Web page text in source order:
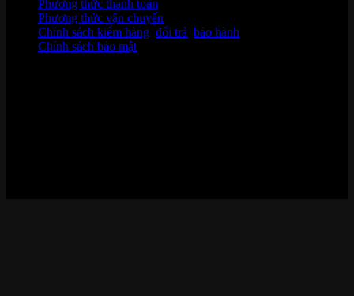
Phương thức thanh toán
Phương thức vận chuyển
Chính sách kiểm hàng đổi trả bảo hành
Chính sách bảo mật